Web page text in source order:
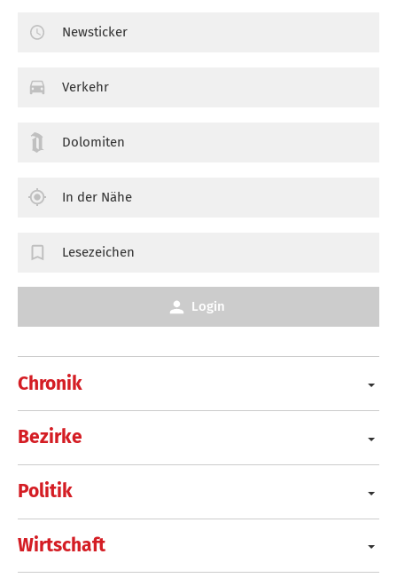
Chronik
Bezirke
Politik
Wirtschaft
Newsticker
Verkehr
Dolomiten
In der Nähe
Lesezeichen
Login